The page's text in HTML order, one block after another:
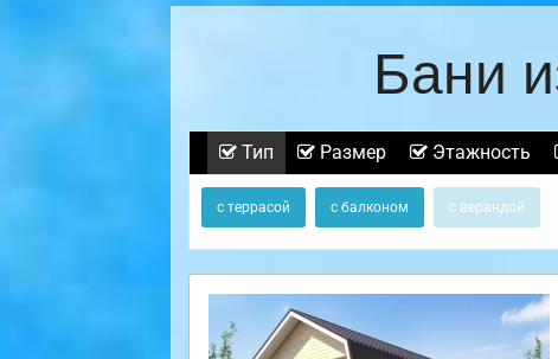
Бани
Тип Размер Этажность
с террасой с балконом с верандой